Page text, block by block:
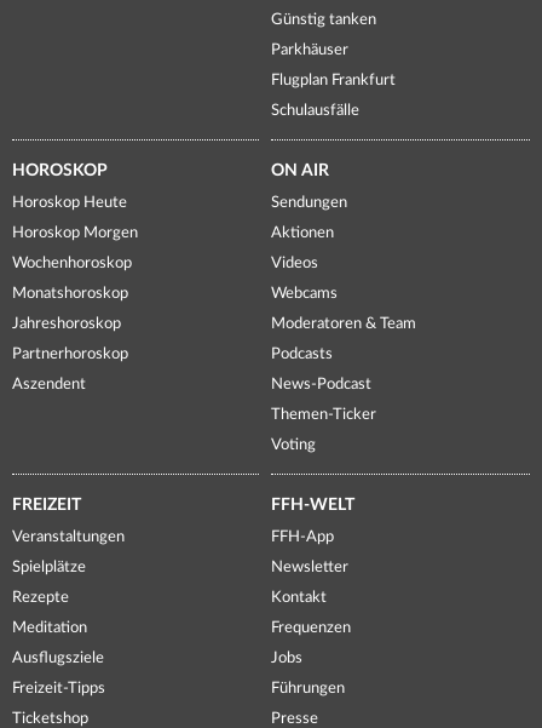
Günstig tanken
Parkhäuser
Flugplan Frankfurt
Schulausfälle
HOROSKOP
Horoskop Heute
Horoskop Morgen
Wochenhoroskop
Monatshoroskop
Jahreshoroskop
Partnerhoroskop
Aszendent
ON AIR
Sendungen
Aktionen
Videos
Webcams
Moderatoren & Team
Podcasts
News-Podcast
Themen-Ticker
Voting
FREIZEIT
Veranstaltungen
Spielplätze
Rezepte
Meditation
Ausflugsziele
Freizeit-Tipps
Ticketshop
FFH-WELT
FFH-App
Newsletter
Kontakt
Frequenzen
Jobs
Führungen
Presse